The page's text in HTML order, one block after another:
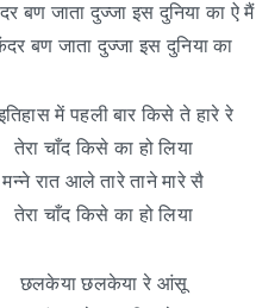
बण जाता दुज्जा इस दुनिया का ऐ मैं
बण जाता दुज्जा इस दुनिया का
में पहली बार किसे ते हारे रे
तेरा चाँद किसे का हो लिया
मन्ने रात आले तारे ताने मारे सै
तेरा चाँद किसे का हो लिया
छलकेया छलकेया रे आंसू